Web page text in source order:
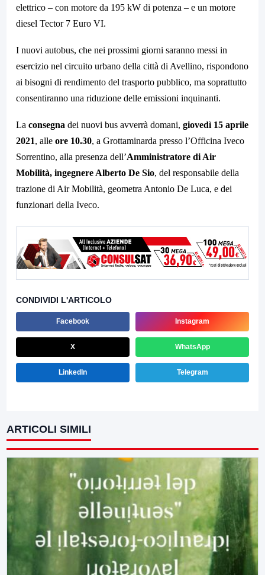
elettrico – con motore da 195 kW di potenza – e un motore
diesel Tector 7 Euro VI.
I nuovi autobus, che nei prossimi giorni saranno messi in
esercizio nel circuito urbano della città di Avellino, rispondono
ai bisogni di rendimento del trasporto pubblico, ma soprattutto
consentiranno una riduzione delle emissioni inquinanti.
La consegna dei nuovi bus avverrà domani, giovedì 15 aprile
2021, alle ore 10.30, a Grottaminarda presso l’Officina Iveco
Sorrentino, alla presenza dell’Amministratore di Air
Mobilità, ingegnere Alberto De Sio, del responsabile della
trazione di Air Mobilità, geometra Antonio De Luca, e dei
funzionari della Iveco.
CONDIVIDI L'ARTICOLO
Facebook Instagram
X WhatsApp
LinkedIn Telegram
ARTICOLI SIMILI